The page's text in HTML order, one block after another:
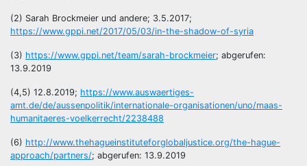
(2) Sarah Brockmeier und andere; 3.5.2017;
https://www.gppi.net/2017/05/03/in-the-shadow-of-syria
(3) https://www.gppi.net/team/sarah-brockmeier; abgerufen:
13.9.2019
(4,5) 12.8.2019; https://www.auswaertiges-
amt.de/de/aussenpolitik/internationale-organisationen/uno/maas-
humanitaeres-voelkerrecht/2238488
(6) http://www.thehagueinstituteforglobaljustice.org/the-hague-
approach/partners/; abgerufen: 13.9.2019